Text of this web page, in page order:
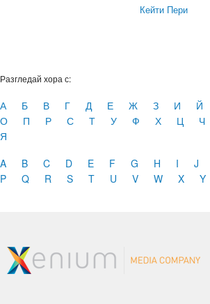
Кейти Пери
Разгледай хора с:
А Б В Г Д Е Ж З И Й
О
П Р С Т У Ф Х Ц Ч
Я
A
B C D E F G H I J
P
Q R S T U V W X Y